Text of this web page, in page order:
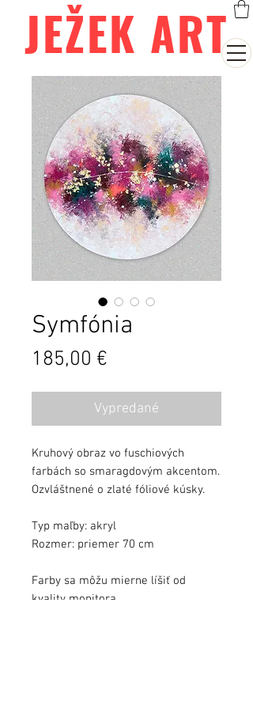
JEŽEK ART
Symfónia
185,00 €
Vypredané
Kruhový obraz vo fuschiových
farbách so smaragdovým akcentom.
Ozvláštnené o zlaté fóliové kúsky.
Typ maľby: akryl
Rozmer: priemer 70 cm
Farby sa môžu mierne líšiť od
kvality monitora.